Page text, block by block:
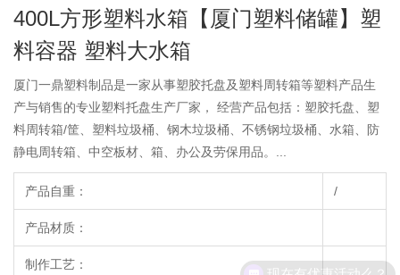
400L方形塑料水箱【厦门塑料储罐】塑
料容器 塑料大水箱
厦门一鼎塑料制品是一家从事塑胶托盘及塑料周转箱等塑料产品生
产与销售的专业塑料托盘生产厂家， 经营产品包括：塑胶托盘、塑
料周转箱/筐、塑料垃圾桶、钢木垃圾桶、不锈钢垃圾桶、水箱、防
静电周转箱、中空板材、箱、办公及劳保用品。...
产品自重： /
产品材质：
制作工艺： 现在有优惠活动么？